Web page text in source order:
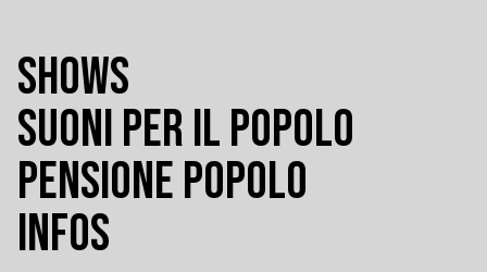
SHOWS
SUONI PER IL POPOLO
PENSIONE POPOLO
INFOS